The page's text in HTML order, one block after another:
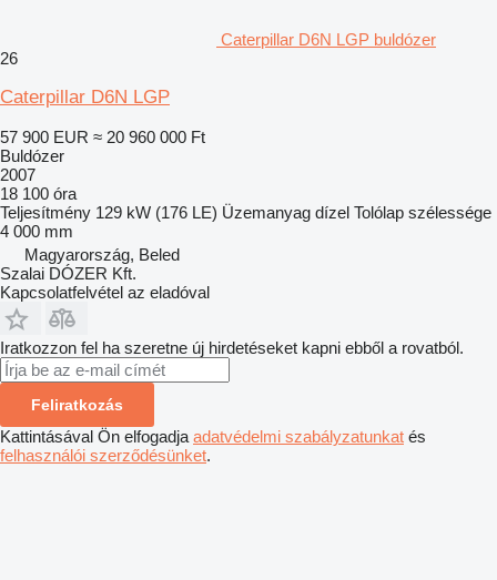
Caterpillar D6N LGP buldózer
26
Caterpillar D6N LGP
57 900 EUR ≈ 20 960 000 Ft
Buldózer
2007
18 100 óra
Teljesítmény 129 kW (176 LE) Üzemanyag dízel Tolólap szélessége
4 000 mm
Magyarország, Beled
Szalai DÓZER Kft.
Kapcsolatfelvétel az eladóval
Iratkozzon fel ha szeretne új hirdetéseket kapni ebből a rovatból.
Feliratkozás
Kattintásával Ön elfogadja adatvédelmi szabályzatunkat és
felhasználói szerződésünket.